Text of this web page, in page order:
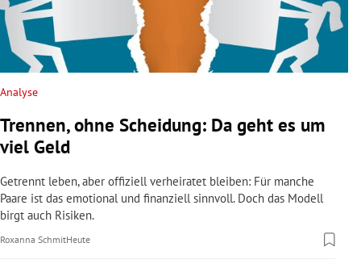
Untermenü
Untermenü
Untermenü
Untermenü
Untermenü
Untermenü
Analyse
Trennen, ohne Scheidung: Da geht es um
viel Geld
Getrennt leben, aber offiziell verheiratet bleiben: Für manche
Paare ist das emotional und finanziell sinnvoll. Doch das Modell
birgt auch Risiken.
Roxanna SchmitHeute